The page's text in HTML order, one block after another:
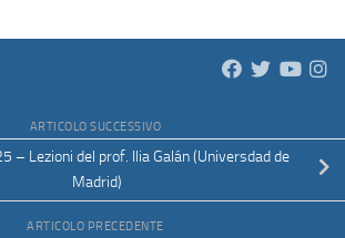
ARTICOLO SUCCESSIVO
– Lezioni del prof. Ilia Galán (Universdad de
Madrid)
ARTICOLO PRECEDENTE